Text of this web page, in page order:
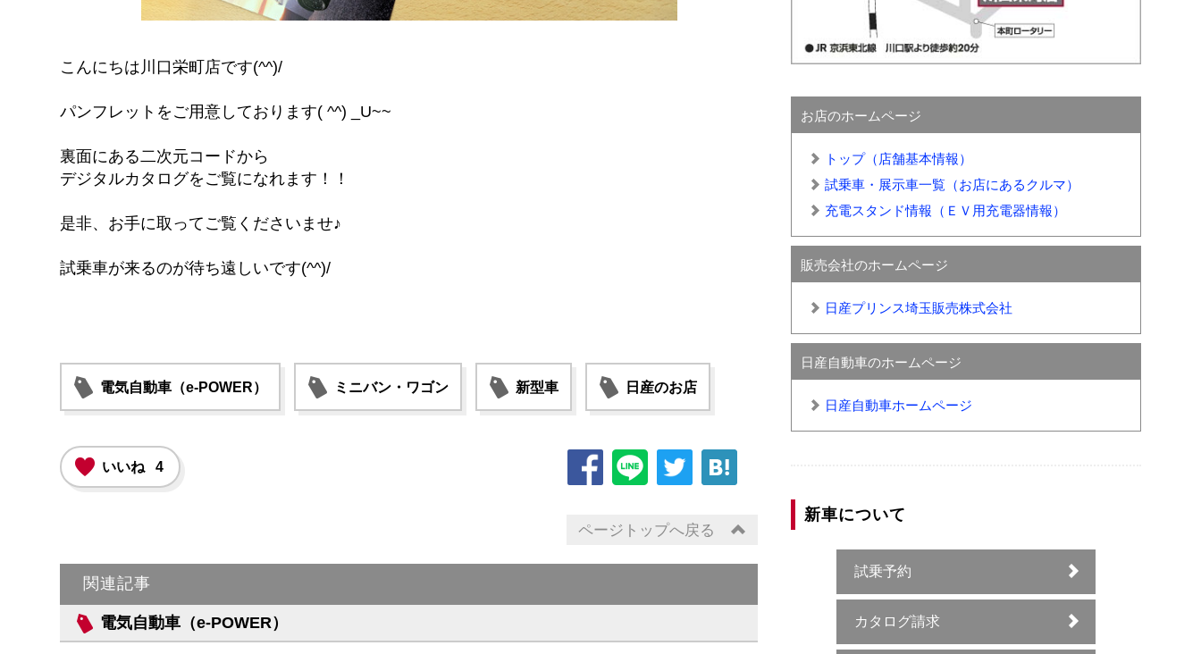
こんにちは川口栄町店です(^^)/
パンフレットをご用意しております( ^^) _U~~
裏面にある二次元コードから
デジタルカタログをご覧になれます！！
是非、お手に取ってご覧くださいませ♪
試乗車が来るのが待ち遠しいです(^^)/
電気自動車（e-POWER） ミニバン・ワゴン 新型車 日産のお店
いいね 4
ページトップへ戻る
関連記事
電気自動車（e-POWER）
お店のホームページ
トップ（店舗基本情報）
試乗車・展示車一覧（お店にあるクルマ）
充電スタンド情報（ＥＶ用充電器情報）
販売会社のホームページ
日産プリンス埼玉販売株式会社
日産自動車のホームページ
日産自動車ホームページ
新車について
試乗予約
カタログ請求